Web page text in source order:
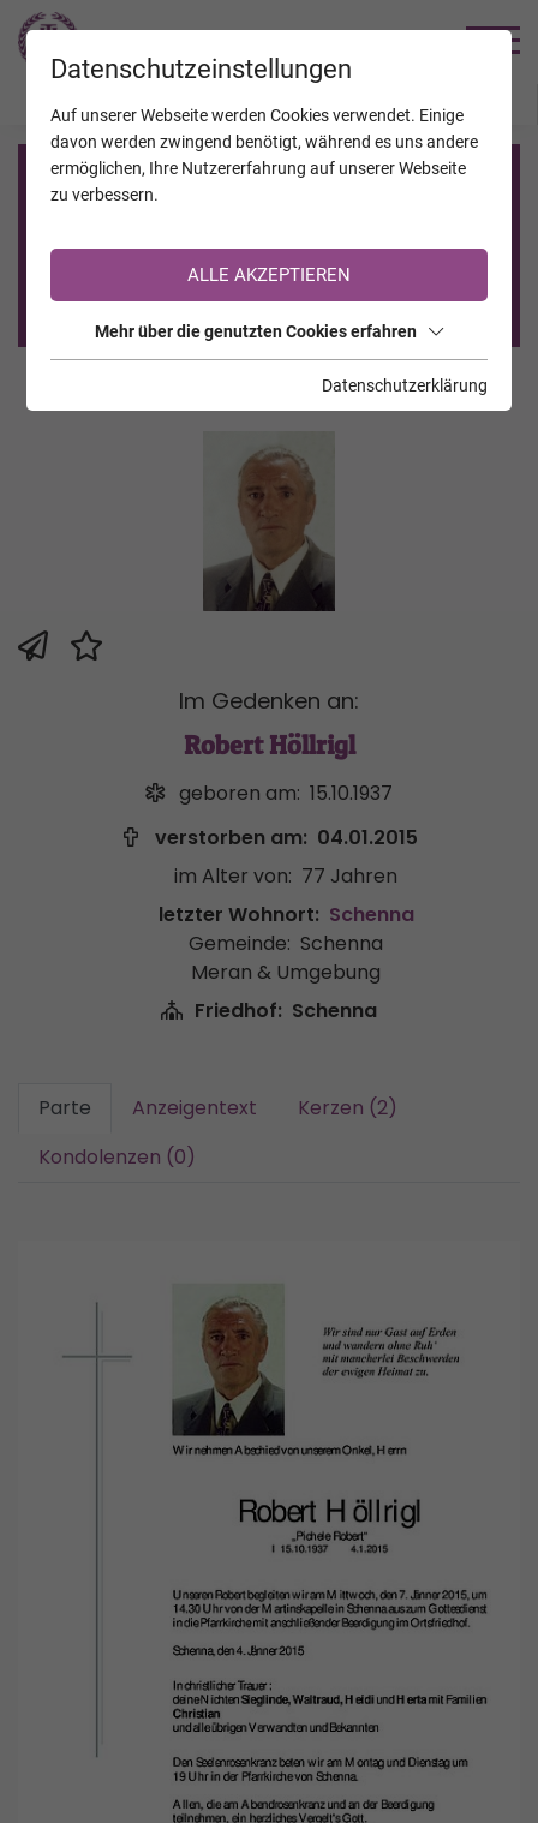
Registrierung auf TrauerHilfe.it
Sie sind noch nicht auf TrauerHilfe.it registriert?
>> zur kostenlosen Registrierung <<
Im Gedenken an:
Robert Höllrigl
geboren am: 15.10.1937
verstorben am: 04.01.2015
im Alter von: 77 Jahren
letzter Wohnort: Schenna
Gemeinde: Schenna
Meran & Umgebung
Friedhof: Schenna
Parte Anzeigentext
Kerzen (2)
Kondolenzen (0)
Datenschutzeinstellungen
Auf unserer Webseite werden Cookies verwendet. Einige
davon werden zwingend benötigt, während es uns andere
ermöglichen, Ihre Nutzererfahrung auf unserer Webseite
zu verbessern.
ALLE AKZEPTIEREN
Mehr über die genutzten Cookies erfahren
Datenschutzerklärung
JAHRESTAGE KALENDER VERSTORBENE